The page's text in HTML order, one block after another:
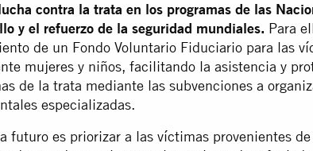
contra la trata en los programas de las
y el refuerzo de la seguridad mundiales. Para
de un Fondo Voluntario Fiduciario para las
mujeres y niños, facilitando la asistencia y
de la trata mediante las subvenciones a
especializadas.
futuro es priorizar a las víctimas provenientes